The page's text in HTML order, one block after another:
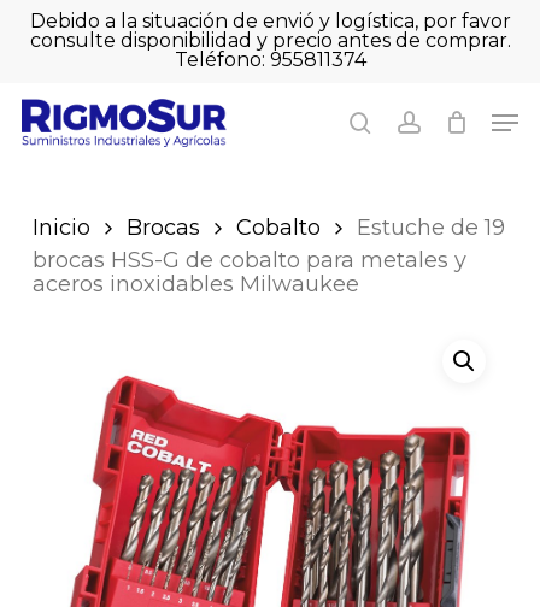
SkipDebido a la situación de envió y logística, por favor
consulte disponibilidad y precio antes de comprar.
Teléfono: 955811374
searchaccount
Cart Close
Inicio Brocas Cobalto
Estuche de 19
brocas HSS-G de cobalto para metales y
aceros inoxidables Milwaukee